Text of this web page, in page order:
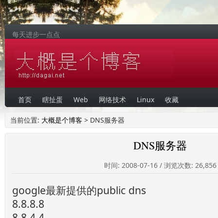
每天进步一点点
首页 瞎扯蛋 Web 网络技术 Linux 收藏
当前位置: 大概是个博客 > DNS服务器
DNS服务器
时间: 2008-07-16 / 浏览次数: 26,856
google最新提供的public dns
8.8.8.8